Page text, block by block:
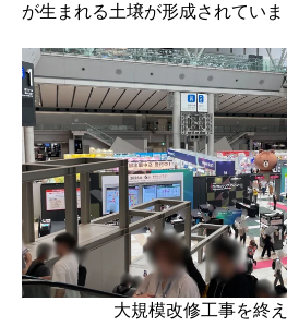
が生まれる土壌が形成されていま
大規模改修工事を終